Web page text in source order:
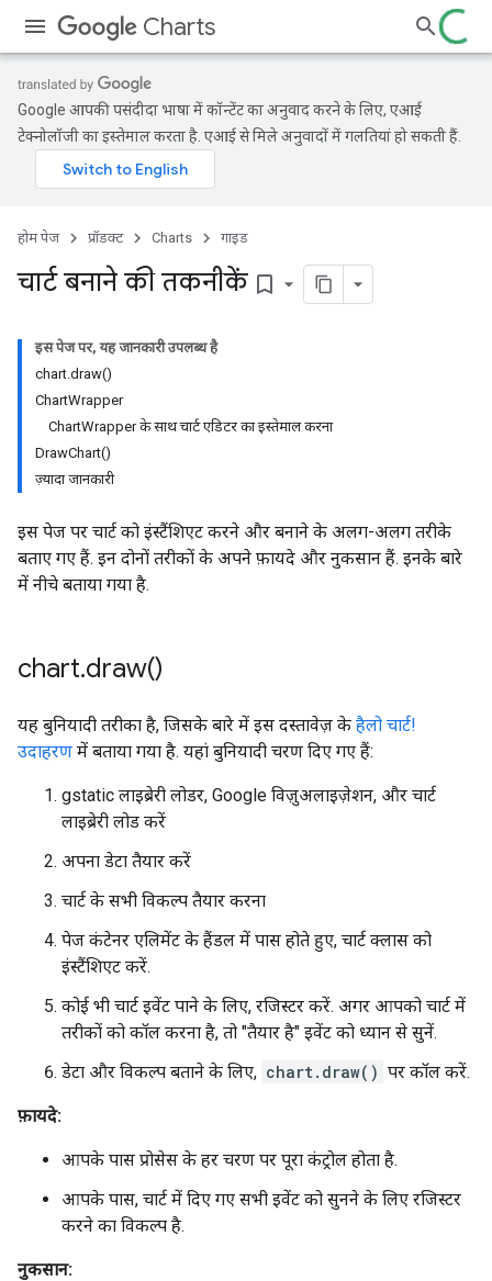
Charts
Google आपकी पसंदीदा भाषा में कॉन्टेंट का अनुवाद करने के लिए, एआई
टेक्नोलॉजी का इस्तेमाल करता है. एआई से मिले अनुवादों में गलतियां हो सकती हैं.
होम पेज प्रॉडक्ट Charts गाइड
चार्ट बनाने की तकनीकें bookmark_border
इस पेज पर, यह जानकारी उपलब्ध है
chart.draw()
ChartWrapper
ChartWrapper के साथ चार्ट एडिटर का इस्तेमाल करना
DrawChart()
ज़्यादा जानकारी
इस पेज पर चार्ट को इंस्टैंशिएट करने और बनाने के अलग-अलग तरीके
बताए गए हैं. इन दोनों तरीकों के अपने फ़ायदे और नुकसान हैं. इनके बारे
में नीचे बताया गया है.
chart.draw()
यह बुनियादी तरीका है, जिसके बारे में इस दस्तावेज़ के हैलो चार्ट!
उदाहरण में बताया गया है. यहां बुनियादी चरण दिए गए हैं:
gstatic लाइब्रेरी लोडर, Google विज़ुअलाइज़ेशन, और चार्ट
लाइब्रेरी लोड करें
अपना डेटा तैयार करें
चार्ट के सभी विकल्प तैयार करना
पेज कंटेनर एलिमेंट के हैंडल में पास होते हुए, चार्ट क्लास को
इंस्टैंशिएट करें.
कोई भी चार्ट इवेंट पाने के लिए, रजिस्टर करें. अगर आपको चार्ट में
तरीकों को कॉल करना है, तो "तैयार है" इवेंट को ध्यान से सुनें.
डेटा और विकल्प बताने के लिए, chart.draw() पर कॉल करें.
फ़ायदे:
आपके पास प्रोसेस के हर चरण पर पूरा कंट्रोल होता है.
आपके पास, चार्ट में दिए गए सभी इवेंट को सुनने के लिए रजिस्टर
करने का विकल्प है.
नुकसान: